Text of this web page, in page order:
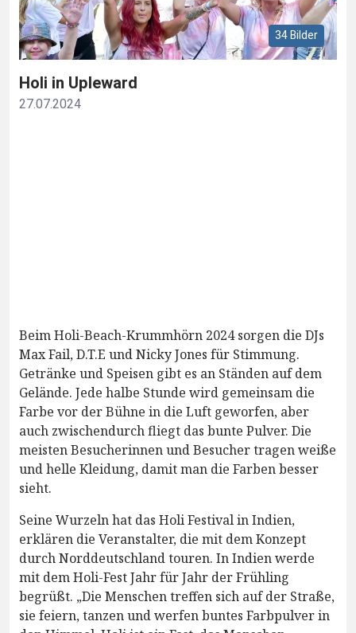
34 Bilder
Holi in Upleward
27.07.2024
Beim Holi-Beach-Krummhörn 2024 sorgen die DJs
Max Fail, D.T.E und Nicky Jones für Stimmung.
Getränke und Speisen gibt es an Ständen auf dem
Gelände. Jede halbe Stunde wird gemeinsam die
Farbe vor der Bühne in die Luft geworfen, aber
auch zwischendurch fliegt das bunte Pulver. Die
meisten Besucherinnen und Besucher tragen weiße
und helle Kleidung, damit man die Farben besser
sieht.
Seine Wurzeln hat das Holi Festival in Indien,
erklären die Veranstalter, die mit dem Konzept
durch Norddeutschland touren. In Indien werde
mit dem Holi-Fest Jahr für Jahr der Frühling
begrüßt. „Die Menschen treffen sich auf der Straße,
sie feiern, tanzen und werfen buntes Farbpulver in